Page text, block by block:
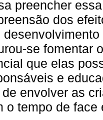
preencher
dos
se fomentar
que elas
e
envolver as
o tempo de face